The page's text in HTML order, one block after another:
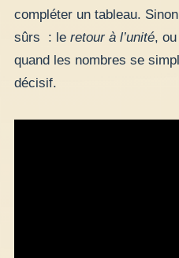
compléter un tableau.
sûrs : le retour à l’unité,
quand les nombres se
décisif.